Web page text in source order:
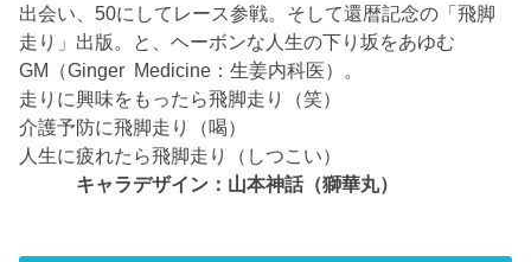
出会い、50にしてレース参戦。そして還暦記念の「飛脚
走り」出版。と、ヘーボンな人生の下り坂をあゆむ
GM（Ginger Medicine：生姜内科医）。
走りに興味をもったら飛脚走り（笑）
介護予防に飛脚走り（喝）
人生に疲れたら飛脚走り（しつこい）
キャラデザイン：山本神話（獅華丸）